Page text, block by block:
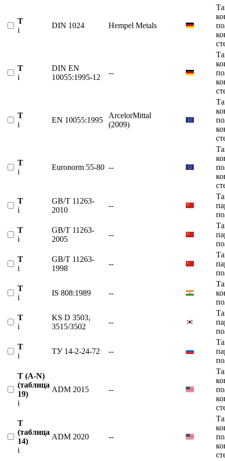
T
i
DIN 1024 Hempel Metals
T
i
DIN EN
10055:1995-12
--
T
i
EN 10055:1995
ArcelorMittal
(2009)
T
i
Euronorm 55-80 --
T
i
GB/T 11263-
2010
--
T
i
GB/T 11263-
2005
--
T
i
GB/T 11263-
1998
--
T
i
IS 808:1989 --
T
i
KS D 3503,
3515/3502
--
T
i
ТУ 14-2-24-72 --
T (A-N)
(таблица
19)
i
ADM 2015 --
T
(таблица
14)
i
ADM 2020 --